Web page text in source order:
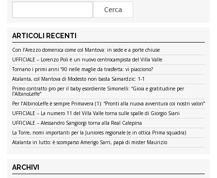
ARTICOLI RECENTI
Con l’Arezzo domenica come col Mantova: in sede e a porte chiuse
UFFICIALE – Lorenzo Poli è un nuovo centrocampista del Villa Valle
Tornano i primi anni ’90 nelle maglie da trasferta: vi piacciono?
Atalanta, col Mantova di Modesto non basta Samardzic: 1-1
Primo contratto pro per il baby esordiente Simonelli: “Gioia e gratitudine per
l’AlbinoLeffe”
Per l’AlbinoLeffe è sempre Primavera (1): “Pronti alla nuova avventura coi nostri valori”
UFFICIALE – La numero 11 del Villa Valle torna sulle spalle di Giorgio Siani
UFFICIALE – Alessandro Sangiorgi torna alla Real Calepina
La Torre, nomi importanti per la Juniores regionale (e in ottica Prima squadra)
Atalanta in lutto: è scomparso Amerigo Sarri, papà di mister Maurizio
ARCHIVI